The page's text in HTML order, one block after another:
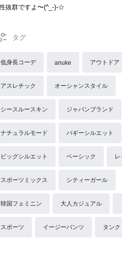
抜群ですよ〜(^_-)-☆
低身長コーデ anuke アウトドア
アスレチック オーシャンスタイル
シースルースキン ジャパンブランド
ナチュラルモード バギーシルエット
ビッグシルエット ベーシック レ
スポーツミックス シティーガール
韓国フェミニン 大人カジュアル
スポーツ イージーパンツ タンク